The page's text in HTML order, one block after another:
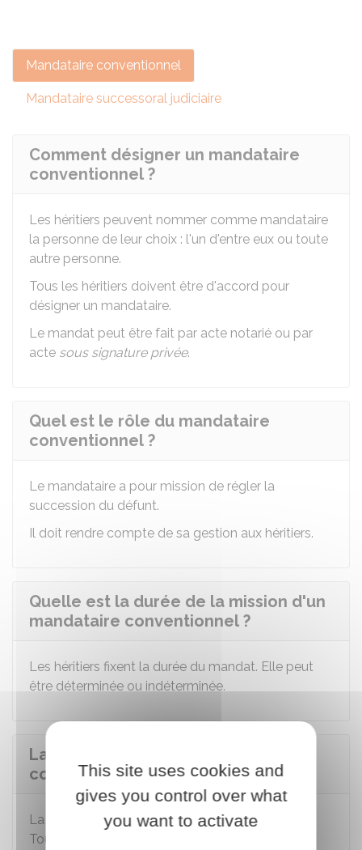
Mandataire conventionnel
Mandataire successoral judiciaire
Comment désigner un mandataire
conventionnel ?
Les héritiers peuvent nommer comme mandataire
la personne de leur choix : l'un d'entre eux ou toute
autre personne.
Tous les héritiers doivent être d'accord pour
désigner un mandataire.
Le mandat peut être fait par acte notarié ou par
acte sous signature privée.
Quel est le rôle du mandataire
conventionnel ?
Le mandataire a pour mission de régler la
succession du défunt.
Il doit rendre compte de sa gestion aux héritiers.
Quelle est la durée de la mission d'un
mandataire conventionnel ?
Les héritiers fixent la durée du mandat. Elle peut
être déterminée ou indéterminée.
La mission du mandataire
conventionnel est-elle payante ?
La mission du mandataire n'est pas payante.
Toutefois, les héritiers peuvent prévoir sa
This site uses cookies and
gives you control over what
you want to activate